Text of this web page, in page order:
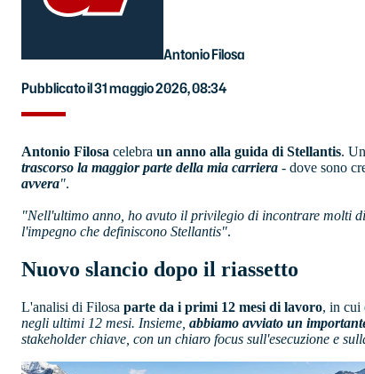
Antonio Filosa
Pubblicato il 31 maggio 2026, 08:34
Antonio Filosa celebra un anno alla guida di Stellantis.
trascorso la maggior parte della mia carriera - dove sono
avvera".
"Nell'ultimo anno, ho avuto il privilegio di incontrare molti
l'impegno che definiscono Stellantis".
Nuovo slancio dopo il riassetto
L'analisi di Filosa parte da i primi 12 mesi di lavoro, in cui
negli ultimi 12 mesi. Insieme, abbiamo avviato un
stakeholder chiave, con un chiaro focus sull'esecuzione e